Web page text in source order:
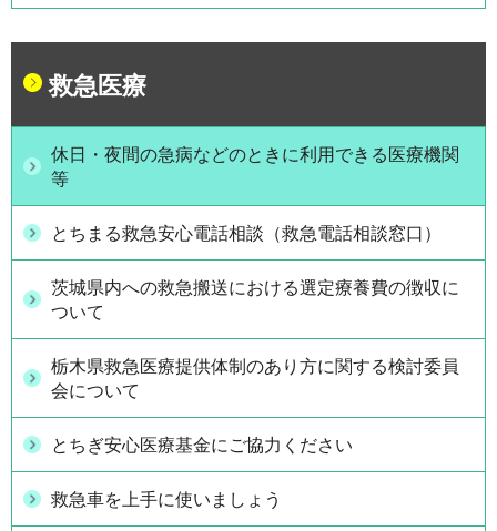
救急医療
休日・夜間の急病などのときに利用できる医療機関
等
とちまる救急安心電話相談（救急電話相談窓口）
茨城県内への救急搬送における選定療養費の徴収に
ついて
栃木県救急医療提供体制のあり方に関する検討委員
会について
とちぎ安心医療基金にご協力ください
救急車を上手に使いましょう